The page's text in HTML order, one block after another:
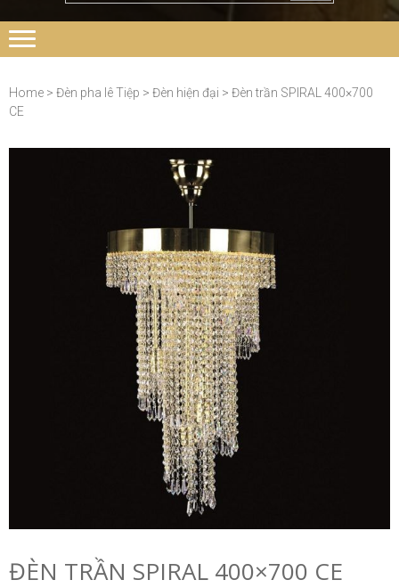
Home > Đèn pha lê Tiệp > Đèn hiện đại > Đèn trần SPIRAL 400×700
CE
ĐÈN TRẦN SPIRAL 400×700 CE